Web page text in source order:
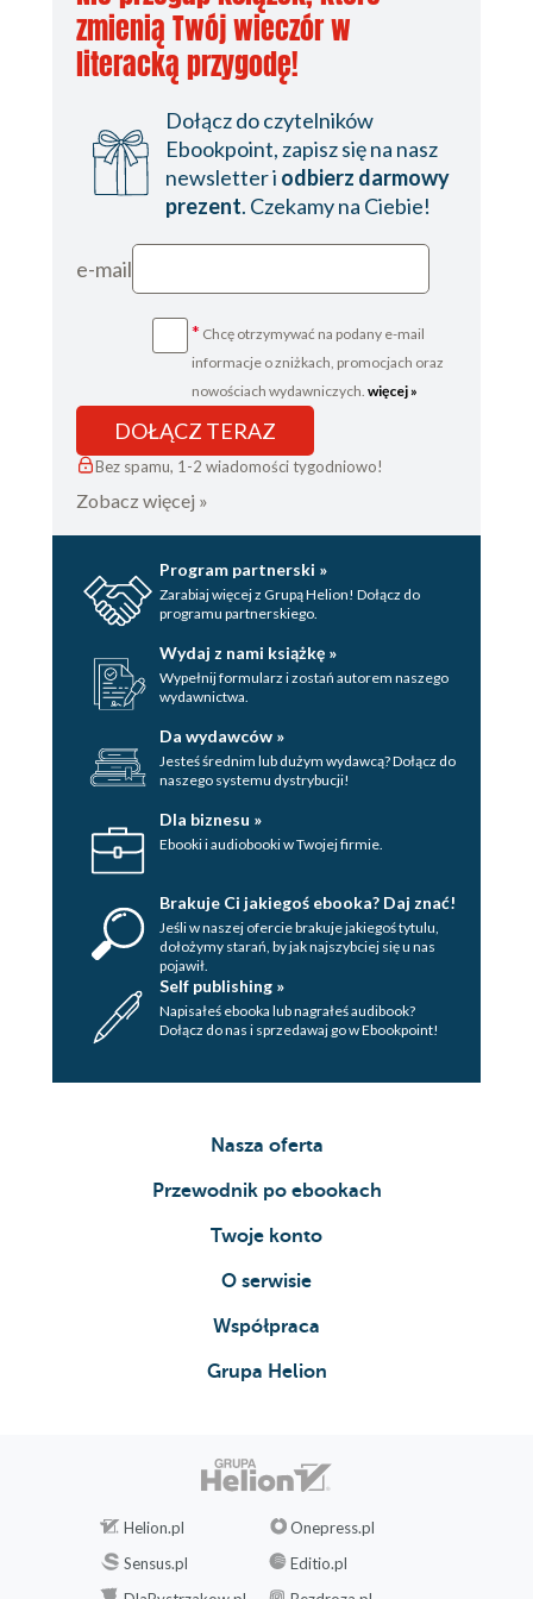
zmienią Twój wieczór w
literacką przygodę!
Dołącz do czytelników
Ebookpoint, zapisz się na nasz
newsletter i odbierz darmowy
prezent. Czekamy na Ciebie!
e-mail
* Chcę otrzymywać na podany e-mail
informacje o zniżkach, promocjach oraz
nowościach wydawniczych. więcej »
DOŁĄCZ TERAZ
Bez spamu, 1-2 wiadomości tygodniowo!
Zobacz więcej »
Program partnerski »
Zarabiaj więcej z Grupą Helion! Dołącz do
programu partnerskiego.
Wydaj z nami książkę »
Wypełnij formularz i zostań autorem naszego
wydawnictwa.
Da wydawców »
Jesteś średnim lub dużym wydawcą? Dołącz do
naszego systemu dystrybucji!
Dla biznesu »
Ebooki i audiobooki w Twojej firmie.
Brakuje Ci jakiegoś ebooka? Daj znać!
Jeśli w naszej ofercie brakuje jakiegoś tytulu,
dołożymy starań, by jak najszybciej się u nas
pojawił.
Self publishing »
Napisałeś ebooka lub nagrałeś audibook?
Dołącz do nas i sprzedawaj go w Ebookpoint!
Nasza oferta
Przewodnik po ebookach
Twoje konto
O serwisie
Współpraca
Grupa Helion
Helion.pl
Onepress.pl
Sensus.pl
Editio.pl